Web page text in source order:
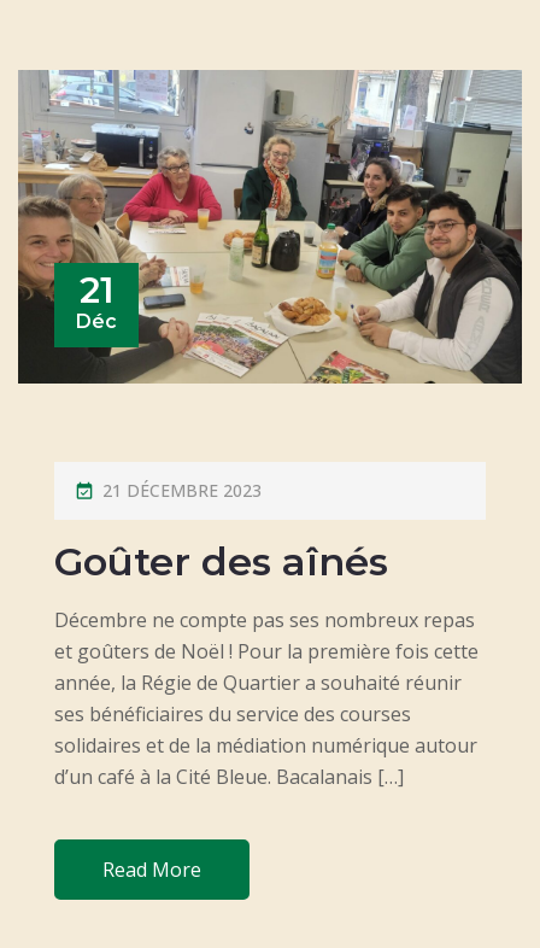
21
Déc
P
O
S
E
D
O
N
21 DÉCEMBRE 2023
Goûter des aînés
Décembre ne compte pas ses nombreux repas
et goûters de Noël ! Pour la première fois cette
année, la Régie de Quartier a souhaité réunir
ses bénéficiaires du service des courses
solidaires et de la médiation numérique autour
d’un café à la Cité Bleue. Bacalanais […]
Read More